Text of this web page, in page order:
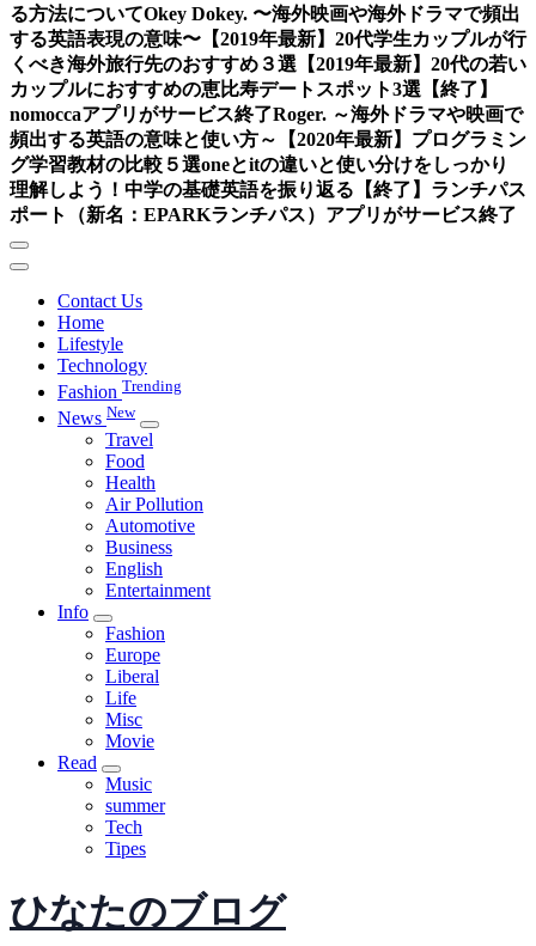
る方法についてOkey Dokey. 〜海外映画や海外ドラマで頻出
する英語表現の意味〜 【2019年最新】20代学生カップルが行
くべき海外旅行先のおすすめ３選 【2019年最新】20代の若い
カップルにおすすめの恵比寿デートスポット3選 【終了】
nomoccaアプリがサービス終了Roger. ～海外ドラマや映画で
頻出する英語の意味と使い方～
【2020年最新】プログラミン
グ学習教材の比較５選oneとitの違いと使い分けをしっかり
理解しよう！中学の基礎英語を振り返る 【終了】ランチパス
ポート（新名：EPARKランチパス）アプリがサービス終了
Contact Us
Home
Lifestyle
Technology
Fashion Trending
News New
Travel
Food
Health
Air Pollution
Automotive
Business
English
Entertainment
Info
Fashion
Europe
Liberal
Life
Misc
Movie
Read
Music
summer
Tech
Tipes
ひなたのブログ